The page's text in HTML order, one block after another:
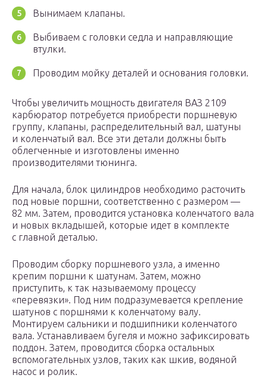
Вынимаем клапаны.
Выбиваем с головки седла и направляющие
втулки.
Проводим мойку деталей и основания головки.
Чтобы увеличить мощность двигателя ВАЗ 2109
карбюратор потребуется приобрести поршневую
группу, клапаны, распределительный вал, шатуны
и коленчатый вал. Все эти детали должны быть
облегченные и изготовлены именно
производителями тюнинга.
Для начала, блок цилиндров необходимо расточить
под новые поршни, соответственно с размером —
82 мм. Затем, проводится установка коленчатого вала
и новых вкладышей, которые идет в комплекте
с главной деталью.
Проводим сборку поршневого узла, а именно
крепим поршни к шатунам. Затем, можно
приступить, к так называемому процессу
«перевязки». Под ним подразумевается крепление
шатунов с поршнями к коленчатому валу.
Монтируем сальники и подшипники коленчатого
вала. Устанавливаем бугеля и можно зафиксировать
поддон. Затем, проводится сборка остальных
вспомогательных узлов, таких как шкив, водяной
насос и ролик.